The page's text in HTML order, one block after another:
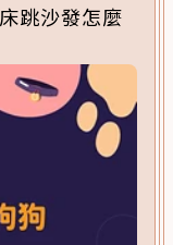
跳沙發怎麼